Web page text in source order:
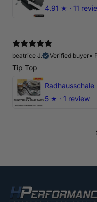
4.91 ★ · 11
beatrice J.
Verified buyer•
Tip Top
5 ★ · 1 review